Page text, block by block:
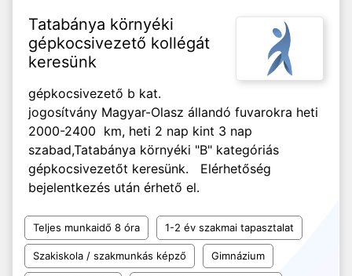
Tatabánya környéki
gépkocsivezető kollégát
keresünk
gépkocsivezető b kat.
jogosítvány Magyar-Olasz állandó fuvarokra heti
2000-2400 km, heti 2 nap kint 3 nap
szabad,Tatabánya környéki "B" kategóriás
gépkocsivezetőt keresünk. Elérhetőség
bejelentkezés után érhető el.
Teljes munkaidő 8 óra 1-2 év szakmai tapasztalat
Szakiskola / szakmunkás képző Gimnázium